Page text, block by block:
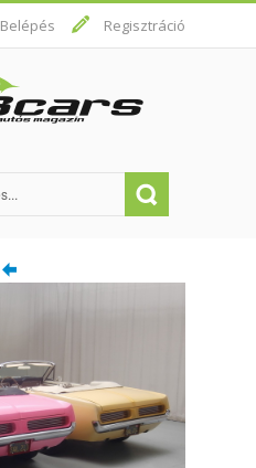
Belépés Regisztráció